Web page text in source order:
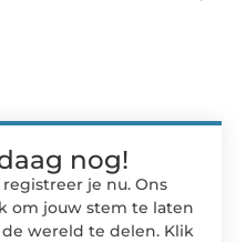
nog!
je nu. Ons
om jouw stem te laten
wereld te delen. Klik